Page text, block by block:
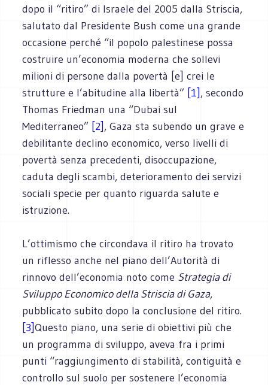
dopo il “ritiro” di Israele del 2005 dalla Striscia,
salutato dal Presidente Bush come una grande
occasione perché “il popolo palestinese possa
costruire un’economia moderna che sollevi
milioni di persone dalla povertà [e] crei le
strutture e l’abitudine alla libertà” [1], secondo
Thomas Friedman una “Dubai sul
Mediterraneo” [2], Gaza sta subendo un grave e
debilitante declino economico, verso livelli di
povertà senza precedenti, disoccupazione,
caduta degli scambi, deterioramento dei servizi
sociali specie per quanto riguarda salute e
istruzione.
L’ottimismo che circondava il ritiro ha trovato
un riflesso anche nel piano dell’Autorità di
rinnovo dell’economia noto come Strategia di
Sviluppo Economico della Striscia di Gaza,
pubblicato subito dopo la conclusione del ritiro.
[3]Questo piano, una serie di obiettivi più che
un programma di sviluppo, aveva fra i primi
punti “raggiungimento di stabilità, contiguità e
controllo sul suolo per sostenere l’economia